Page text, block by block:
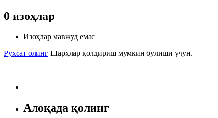
0 изоҳлар
Изоҳлар мавжуд емас
Рухсат олинг Шарҳлар қолдириш мумкин бўлиши учун.
Алоқада қолинг